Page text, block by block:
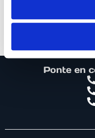
dolor
Ponte en